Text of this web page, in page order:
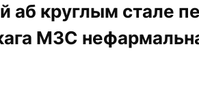
аб круглым стале
МЗС